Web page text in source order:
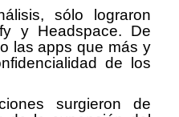
sólo lograron
y Headspace. De
las apps que más y
de los
surgieron de